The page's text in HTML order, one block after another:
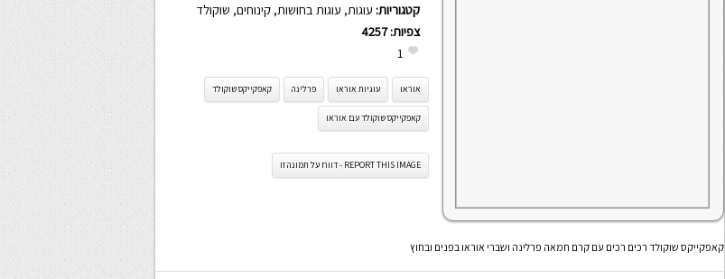
קטגוריות: עוגות, עוגות בחושות, קינוחים, שוקולד
צפיות:4257
1
אוראו עוגיות אוראו פרלינה קאפקייקס שוקולד
קאפקייקס שוקולד עם אוראו
REPORT THIS IMAGE - דווח על תמונה זו
קאפקייקס שוקולד רכים רכים עם קרם חמאה פרלינה ושברי אוראו בפנים ובחוץ